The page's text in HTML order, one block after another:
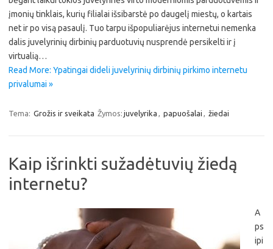
įmonių tinklais, kurių filialai išsibarstė po daugelį miestų, o kartais
net ir po visą pasaulį. Tuo tarpu išpopuliarėjus internetui nemenka
dalis juvelyrinių dirbinių parduotuvių nusprendė persikelti ir į
virtualią…
Read More: Ypatingai dideli juvelyrinių dirbinių pirkimo internetu
privalumai »
Tema: Grožis ir sveikata Žymos: juvelyrika , papuošalai , žiedai
Kaip išrinkti sužadėtuvių žiedą
internetu?
A
ps
ipi